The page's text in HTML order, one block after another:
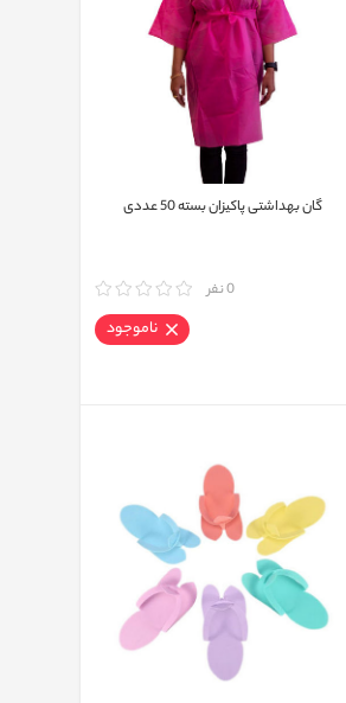
گان بهداشتی پاکیزان بسته 50 عددی
0 نفر
ناموجود